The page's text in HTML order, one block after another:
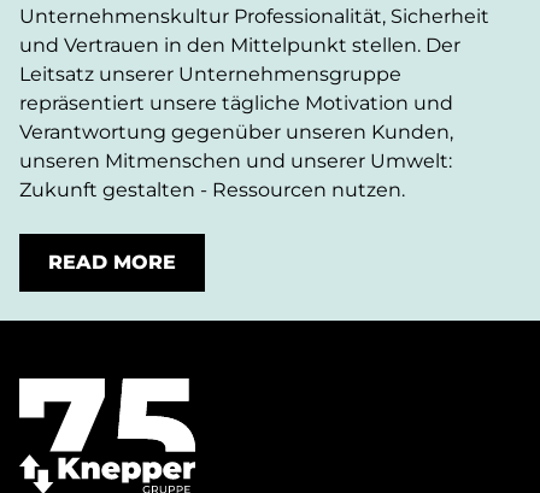
Unternehmenskultur Professionalität, Sicherheit
und Vertrauen in den Mittelpunkt stellen. Der
Leitsatz unserer Unternehmensgruppe
repräsentiert unsere tägliche Motivation und
Verantwortung gegenüber unseren Kunden,
unseren Mitmenschen und unserer Umwelt:
Zukunft gestalten - Ressourcen nutzen.
READ MORE